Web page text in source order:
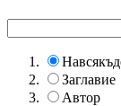
Заглавие
Автор